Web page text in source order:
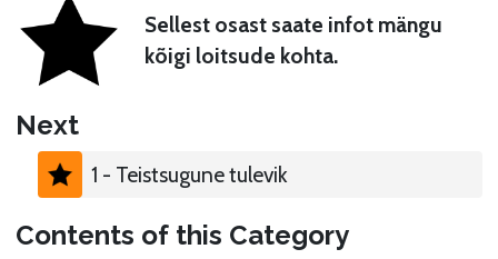
Sellest osast saate infot mängu
kõigi loitsude kohta.
Next
1 - Teistsugune tulevik
Contents of this Category